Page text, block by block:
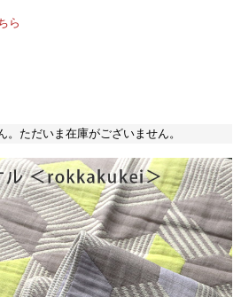
ら
。ただいま在庫がございません。